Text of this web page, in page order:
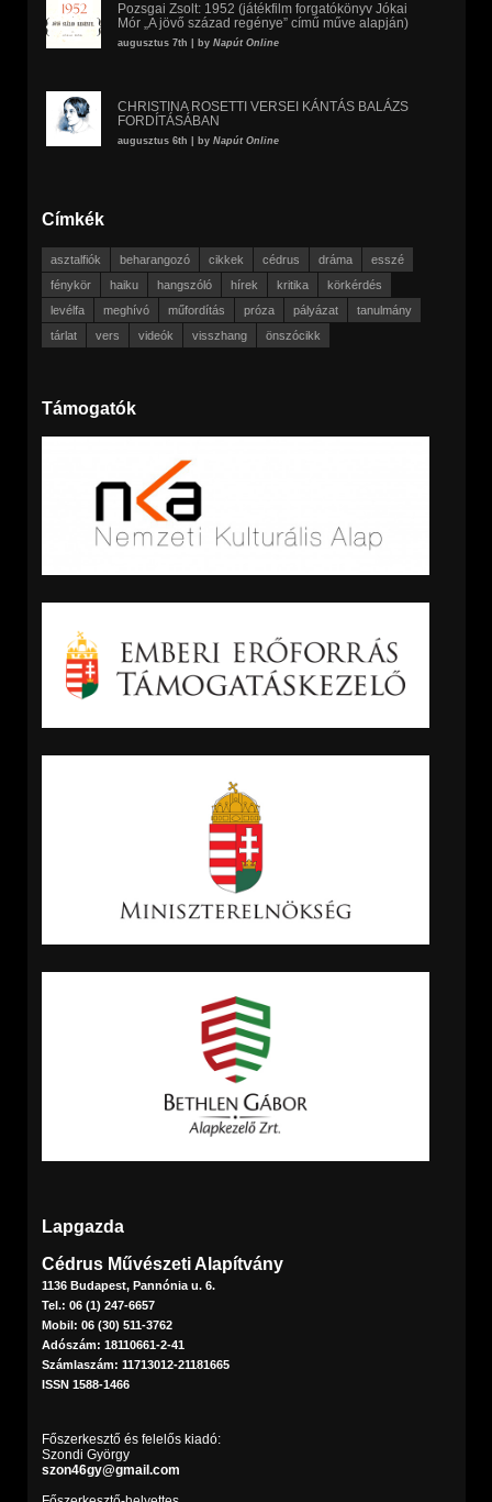
Pozsgai Zsolt: 1952 (játékfilm forgatókönyv Jókai
Mór „A jövő század regénye” című műve alapján)
augusztus 7th | by Napút Online
CHRISTINA ROSETTI VERSEI KÁNTÁS BALÁZS
FORDÍTÁSÁBAN
augusztus 6th | by Napút Online
Címkék
asztalfiók beharangozó cikkek cédrus dráma
esszé
fénykör
haiku hangszóló hírek kritika
körkérdés
levélfa
meghívó műfordítás próza pályázat
tanulmány
tárlat
vers videók visszhang önszócikk
Támogatók
Lapgazda
Cédrus Művészeti Alapítvány
1136 Budapest, Pannónia u. 6.
Tel.: 06 (1) 247-6657
Mobil: 06 (30) 511-3762
Adószám: 18110661-2-41
Számlaszám: 11713012-21181665
ISSN 1588-1466
Főszerkesztő és felelős kiadó:
Szondi György
szon46gy@gmail.com